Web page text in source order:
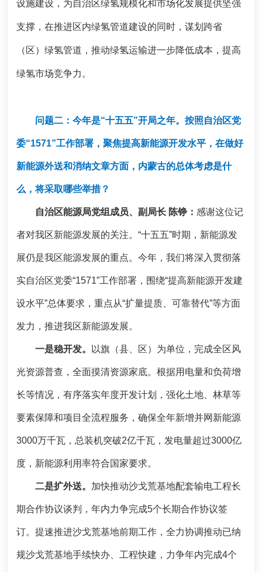
设施建设，为自治区绿氢规模化和市场化发展提供坚强
支撑，在推进区内绿氢管道建设的同时，谋划跨省
（区）绿氢管道，推动绿氢运输进一步降低成本，提高
绿氢市场竞争力。
问题二：今年是“十五五”开局之年。按照自治区党
委“1571”工作部署，聚焦提高新能源开发水平，在做好
新能源外送和消纳文章方面，内蒙古的总体考虑是什
么，将采取哪些举措？
自治区能源局党组成员、副局长 陈铮：感谢这位记
者对我区新能源发展的关注。“十五五”时期，新能源发
展仍是我区能源发展的重点。今年，我们将深入贯彻落
实自治区党委“1571”工作部署，围绕“提高新能源开发建
设水平”总体要求，重点从“扩量提质、可靠替代”等方面
发力，推进我区新能源发展。
一是稳开发。 以旗（县、区）为单位，完成全区风
光资源普查，全面摸清资源家底。根据用电量和负荷增
长等情况，有序落实年度开发计划，强化土地、林草等
要素保障和项目全流程服务，确保全年新增并网新能源
3000万千瓦，总装机突破2亿千瓦，发电量超过3000亿
度，新能源利用率符合国家要求。
二是扩外送。 加快推动沙戈荒基地配套输电工程长
期合作协议谈判，年内力争完成5个长期合作协议签
订。提速推进沙戈荒基地前期工作，全力协调推动已纳
规沙戈荒基地手续快办、工程快建，力争年内完成4个